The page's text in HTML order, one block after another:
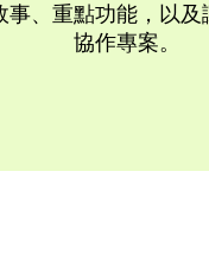
事、重點功能，以
協作專案。